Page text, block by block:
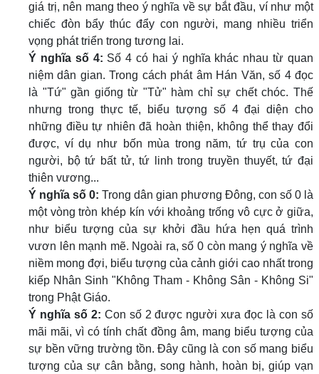
giá trị, nên mang theo ý nghĩa về sự bắt đầu, ví như một
chiếc đòn bẩy thúc đẩy con người, mang nhiều triển
vọng phát triển trong tương lai.
Ý nghĩa số 4: Số 4 có hai ý nghĩa khác nhau từ quan
niệm dân gian. Trong cách phát âm Hán Văn, số 4 đọc
là "Tứ" gần giống từ "Tử" hàm chỉ sự chết chóc. Thế
nhưng trong thực tế, biểu tượng số 4 đại diện cho
những điều tự nhiên đã hoàn thiện, không thể thay đổi
được, ví dụ như bốn mùa trong năm, tứ trụ của con
người, bộ tứ bất tử, tứ linh trong truyền thuyết, tứ đại
thiên vương...
Ý nghĩa số 0: Trong dân gian phương Đông, con số 0 là
một vòng tròn khép kín với khoảng trống vô cực ở giữa,
như biểu tượng của sự khởi đầu hứa hẹn quá trình
vươn lên mạnh mẽ. Ngoài ra, số 0 còn mang ý nghĩa về
niềm mong đợi, biểu tượng của cảnh giới cao nhất trong
kiếp Nhân Sinh "Không Tham - Không Sân - Không Si"
trong Phật Giáo.
Ý nghĩa số 2: Con số 2 được người xưa đọc là con số
mãi mãi, vì có tính chất đồng âm, mang biểu tượng của
sự bền vững trường tồn. Đây cũng là con số mang biểu
tượng của sự cân bằng, song hành, hoàn bị, giúp vạn